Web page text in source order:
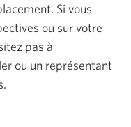
Si vous
ou sur votre
pas à
ou un représentant